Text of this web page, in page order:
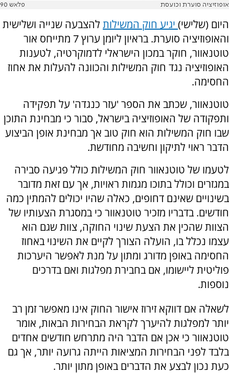
אופוזיציה סוערת וכועסת פלאש 90
היום (שלישי) יגיע חוק המשילות להצבעה שנייה ושלישית
והאופוזיציה סוערת. בראיון ליומן ערוץ 7 מתייחס אור
טוטנאוור, חוקר במכון הישראלי לדמוקרטיה, לטענות
האופוזיציה נגד חוק המשילות והכוונה להעלות את אחוז
החסימה.
טוטנאוור, שכתב את הספר 'עזר כנגדה' על תפקידה
ותפקודה של האופוזיציה בישראל, סבור כי מבחינת התוכן
שבו חוק המשילות הוא חוק טוב אך מבחינת אופן הביצוע
הדבר ראוי לתיקון וחשיבה מחודשת.
לטעמו של טוטנאוור חוק המשילות כולל פגיעה סבירה
במגזרים וכולל בתוכו מגמות ראויות, אך עם זאת מדובר
בשינויים שאינם דחופים, כאלה שהיו יכולים להמתין כמה
חודשים. בדבריו מזכיר טוטנאוור כי במסגרת הצעותיו של
הצוות שהכין את הצעת שינוי החוקה, צוות שגם הוא
עצמו נכלל בו, הועלה הצורך לקיים את השינוי באחוז
החסימה באופן מדורג ומתון על מנת לאפשר היערכות
פוליטית ליישומו, אם בחבירת מפלגות ואם בדרכים
נוספות.
לשאלה אם דווקא זירוז אישור החוק אינו מאפשר זמן רב
יותר למפלגות להיערך לקראת הבחירות הבאות, אומר
טוטנאוור כי אכן אם הדבר היה מתרחש חודשים אחדים
בלבד לפני הבחירות המציאות הייתה גרועה יותר, אך גם
כעת נכון לבצע את הדברים באופן מתון יותר.